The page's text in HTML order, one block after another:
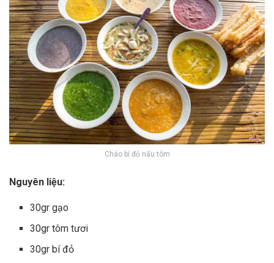
Cháo bí đỏ nấu tôm
Nguyên liệu:
30gr gạo
30gr tôm tươi
30gr bí đỏ